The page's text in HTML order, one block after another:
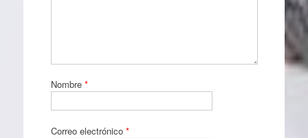
Nombre *
Correo electrónico *